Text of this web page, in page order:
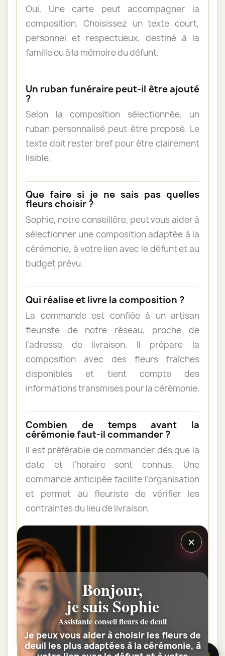
Oui. Une carte peut accompagner la
composition. Choisissez un texte court,
personnel et respectueux, destiné à la
famille ou à la mémoire du défunt.
Un ruban funéraire peut-il être ajouté
?
Selon la composition sélectionnée, un
ruban personnalisé peut être proposé. Le
texte doit rester bref pour être clairement
lisible.
Que faire si je ne sais pas quelles
fleurs choisir ?
Sophie, notre conseillère, peut vous aider à
sélectionner une composition adaptée à la
cérémonie, à votre lien avec le défunt et au
budget prévu.
Qui réalise et livre la composition ?
La commande est confiée à un artisan
fleuriste de notre réseau, proche de
l’adresse de livraison. Il prépare la
composition avec des fleurs fraîches
disponibles et tient compte des
informations transmises pour la cérémonie.
Combien de temps avant la
cérémonie faut-il commander ?
Il est préférable de commander dès que la
date et l’horaire sont connus. Une
commande anticipée facilite l’organisation
et permet au fleuriste de vérifier les
contraintes du lieu de livraison.
Les fleurs peuvent-elles être livrées
au domicile de la famille ?
Oui. Une composition de condoléances
peut être livrée au domicile avant ou après
la cérémonie. Vérifiez simplement que
quelqu’un pourra réceptionner les fleurs.
×
Bonjour,
je suis Sophie
Assistante conseil fleurs de deuil
Je peux vous aider à choisir les fleurs de
deuil les plus adaptées à la cérémonie, à